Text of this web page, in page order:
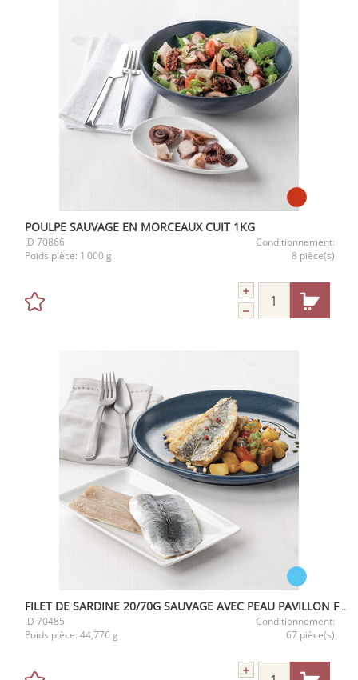
POULPE SAUVAGE EN MORCEAUX CUIT 1KG
ID 70866
Conditionnement:
Poids pièce: 1 000 g 8 pièce(s)
FILET DE SARDINE 20/70G SAUVAGE AVEC PEAU PAVILLON FRANCE 3KG
ID 70485
Conditionnement:
Poids pièce: 44,776 g 67 pièce(s)